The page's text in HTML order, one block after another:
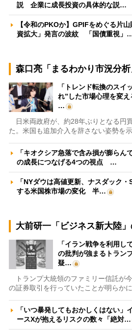
説 企業に成長投資の具体的な説…
【令和のPKOか】GPIFをめぐる片
資拡大」発言の波紋 「国債重視」
森口亮「まるわかり市況分析
「トレンド転換のスイ
れ”した市場心理を変え
…
日米両政府が、約28年ぶりとなる円
た。米国も追加介入を辞さない姿勢を
「キオクシア急落で含み損が膨ら
の成長につなげる4つの視点 …
「NYダウは高値更新、ナスダック
する米国株市場の変化 半…
大前研一「ビジネス新大陸
「イラン戦争を利用し
の批判が強まるトラン
疑…
トランプ大統領のファミリー信託が
の証券取引を行っていたことが明らか
「いつ暴発してもおかしくはない」
ースXが抱えるリスクの数々「絶対…